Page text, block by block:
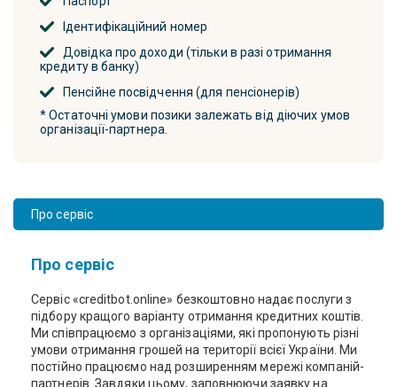
Ідентифікаційний номер
Довідка про доходи (тільки в разі отримання
кредиту в банку)
Пенсійне посвідчення (для пенсіонерів)
* Остаточні умови позики залежать від діючих умов
організації-партнера.
Про сервіс
Про сервіс
Сервіс «creditbot.online» безкоштовно надає послуги з
підбору кращого варіанту отримання кредитних коштів.
Ми співпрацюємо з організаціями, які пропонують різні
умови отримання грошей на території всієї України. Ми
постійно працюємо над розширенням мережі компаній-
партнерів. Завдяки цьому, заповнюючи заявку на